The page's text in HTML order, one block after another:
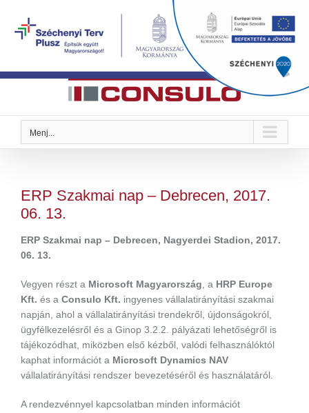
Megoldások Önre szabva
Menj...
ERP Szakmai nap – Debrecen, 2017.
06. 13.
ERP Szakmai nap – Debrecen, Nagyerdei Stadion, 2017.
06. 13.
Vegyen részt a Microsoft Magyarország, a HRP Europe
Kft. és a Consulo Kft. ingyenes vállalatirányítási szakmai
napján, ahol a vállalatirányítási trendekről, újdonságokról,
ügyfélkezelésről és a Ginop 3.2.2. pályázati lehetőségről is
tájékozódhat, miközben első kézből, valódi felhasználóktól
kaphat információt a Microsoft Dynamics NAV
vállalatirányítási rendszer bevezetéséről és használatáról.
A rendezvénnyel kapcsolatban minden információt